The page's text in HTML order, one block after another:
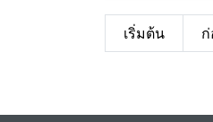
เริ่มต้น